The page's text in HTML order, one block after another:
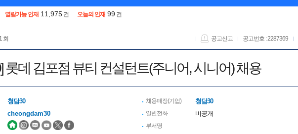
열람가능 인재 11,975 건 오늘의 인재 99 건
회 공고번호 : 2287369
공고신고
롯데 김포점 뷰티 컨설턴트(주니어, 시니어) 채용
청담30
cheongdam30
채용매장(기업) 청담30
일반전화 비공개
부서명